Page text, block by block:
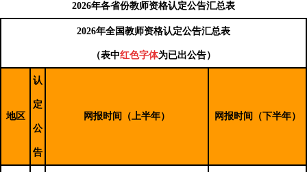
2026年各省份教师资格认定公告汇总表
2026年全国教师资格认定公告汇总表
（表中红色字体为已出公告）
地区
认
定
公
告
网报时间（上半年） 网报时间（下半年）